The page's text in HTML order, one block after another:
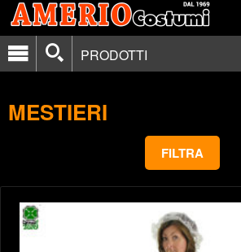
PRODOTTI
MESTIERI
FILTRA